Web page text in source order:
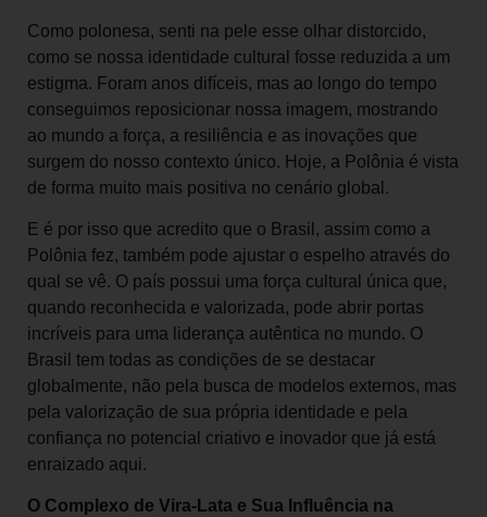
Como polonesa, senti na pele esse olhar distorcido,
como se nossa identidade cultural fosse reduzida a um
estigma. Foram anos difíceis, mas ao longo do tempo
conseguimos reposicionar nossa imagem, mostrando
ao mundo a força, a resiliência e as inovações que
surgem do nosso contexto único. Hoje, a Polônia é vista
de forma muito mais positiva no cenário global.
E é por isso que acredito que o Brasil, assim como a
Polônia fez, também pode ajustar o espelho através do
qual se vê. O país possui uma força cultural única que,
quando reconhecida e valorizada, pode abrir portas
incríveis para uma liderança autêntica no mundo. O
Brasil tem todas as condições de se destacar
globalmente, não pela busca de modelos externos, mas
pela valorização de sua própria identidade e pela
confiança no potencial criativo e inovador que já está
enraizado aqui.
O Complexo de Vira-Lata e Sua Influência na